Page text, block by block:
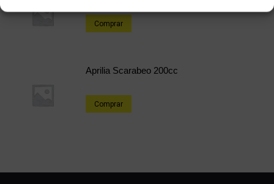
Comprar
Aprilia Scarabeo 200cc
Comprar